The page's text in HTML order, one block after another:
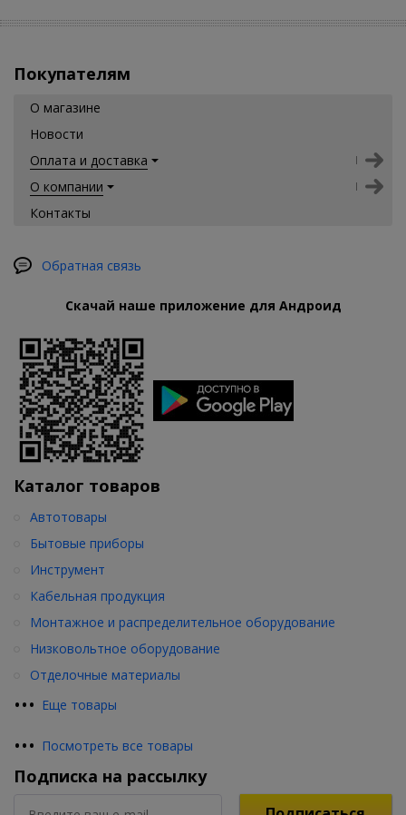
Покупателям
О магазине
Новости
Оплата и доставка
О компании
Контакты
Обратная связь
Скачай наше приложение для Андроид
Каталог товаров
••• Еще товары
Автотовары
Бытовые приборы
Инструмент
Кабельная продукция
Монтажное и распределительное оборудование
Низковольтное оборудование
Отделочные материалы
••• Посмотреть все товары
Подписка на рассылку